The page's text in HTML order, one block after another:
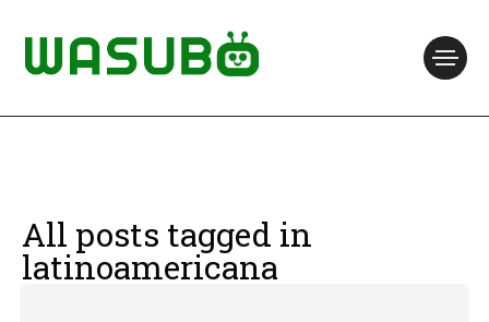
All posts tagged in
latinoamericana